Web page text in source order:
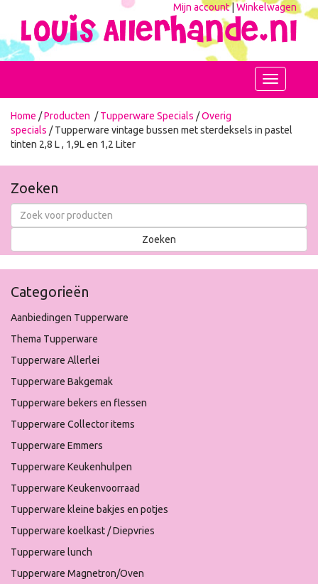
Mijn account|Winkelwagen
Toggle
navigation
Home /Producten /Tupperware Specials /Overig
specials / Tupperware vintage bussen met sterdeksels in pastel
tinten 2,8 L , 1,9L en 1,2 Liter
Zoeken
Categorieën
Aanbiedingen Tupperware
Thema Tupperware
Tupperware Allerlei
Tupperware Bakgemak
Tupperware bekers en flessen
Tupperware Collector items
Tupperware Emmers
Tupperware Keukenhulpen
Tupperware Keukenvoorraad
Tupperware kleine bakjes en potjes
Tupperware koelkast / Diepvries
Tupperware lunch
Tupperware Magnetron/Oven